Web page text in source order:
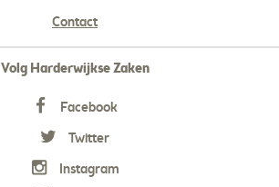
Contact
Volg Harderwijkse Zaken
Facebook
Twitter
Instagram